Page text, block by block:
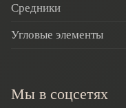
Средники
Угловые элементы
Мы в соцсетях